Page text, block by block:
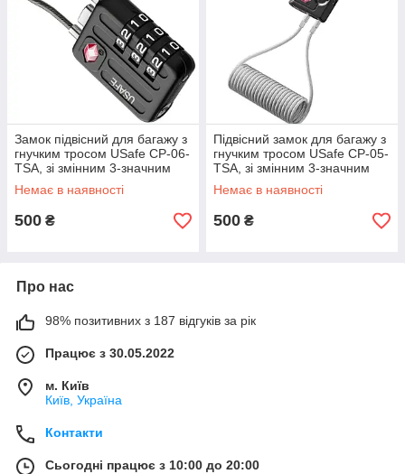
Замок підвісний для багажу з
гнучким тросом USafe CP-06-
TSA, зі змінним 3-значним
кодом та підтримкою TSA
ключа GoodPlace
Немає в наявності
500 ₴
Підвісний замок для багажу з
гнучким тросом USafe CP-05-
TSA, зі змінним 3-значним
кодом та підтримкою TSA
ключа GoodPlace
Немає в наявності
500 ₴
Про нас
98% позитивних з 187 відгуків за рік
Працює з 30.05.2022
м. Київ
Київ, Україна
Контакти
Сьогодні працює з 10:00 до 20:00